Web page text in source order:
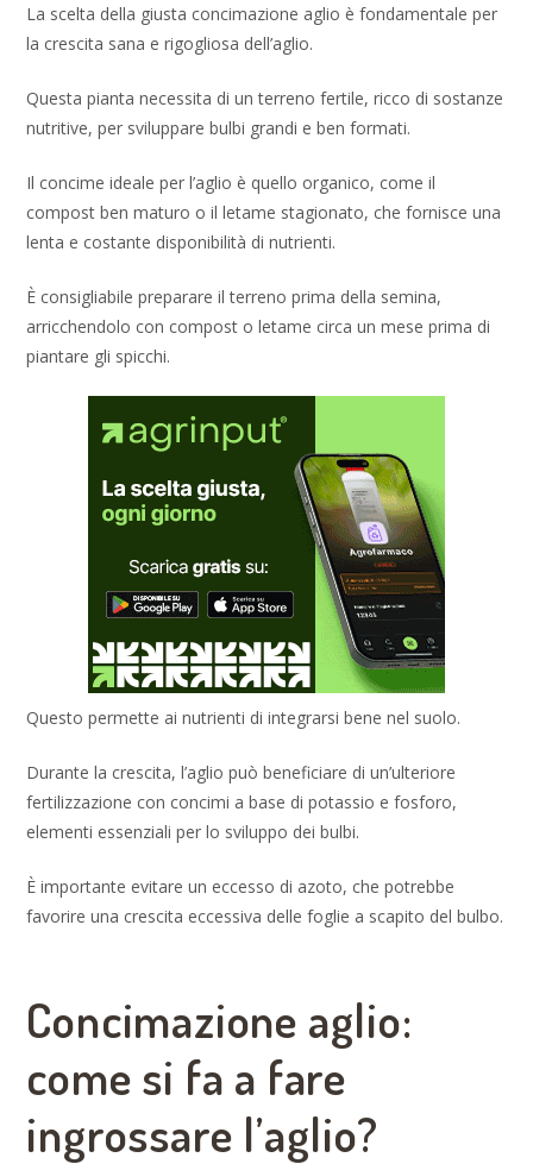
La scelta della giusta concimazione aglio è fondamentale per
la crescita sana e rigogliosa dell’aglio.
Questa pianta necessita di un terreno fertile, ricco di sostanze
nutritive, per sviluppare bulbi grandi e ben formati.
Il concime ideale per l’aglio è quello organico, come il
compost ben maturo o il letame stagionato, che fornisce una
lenta e costante disponibilità di nutrienti.
È consigliabile preparare il terreno prima della semina,
arricchendolo con compost o letame circa un mese prima di
piantare gli spicchi.
Questo permette ai nutrienti di integrarsi bene nel suolo.
Durante la crescita, l’aglio può beneficiare di un’ulteriore
fertilizzazione con concimi a base di potassio e fosforo,
elementi essenziali per lo sviluppo dei bulbi.
È importante evitare un eccesso di azoto, che potrebbe
favorire una crescita eccessiva delle foglie a scapito del bulbo.
Concimazione aglio:
come si fa a fare
ingrossare l’aglio?